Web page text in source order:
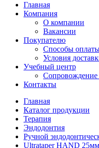
Главная
Компания
О компании
Вакансии
Покупателю
Способы
Условия
Учебный центр
Сопровождение
Контакты
Главная
Каталог продукции
Терапия
Эндодонтия
Ручной
Ultrataper HAND